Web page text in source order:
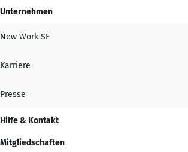
Unternehmen
New Work SE
Karriere
Presse
Hilfe & Kontakt
Mitgliedschaften